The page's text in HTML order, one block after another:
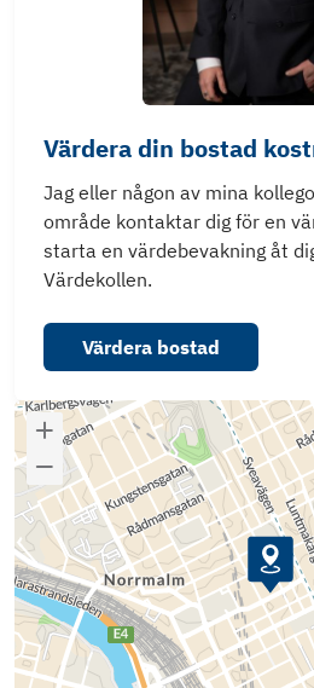
Värdera din bostad
Jag eller någon av mina
område kontaktar dig för en
starta en värdebevakning åt
Värdekollen.
Värdera bostad